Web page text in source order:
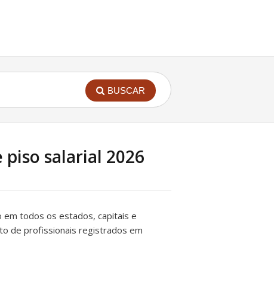
BUSCAR
salarial 2026
em todos os estados, capitais e
de profissionais registrados em